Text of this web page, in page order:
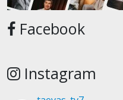
Facebook
Instagram